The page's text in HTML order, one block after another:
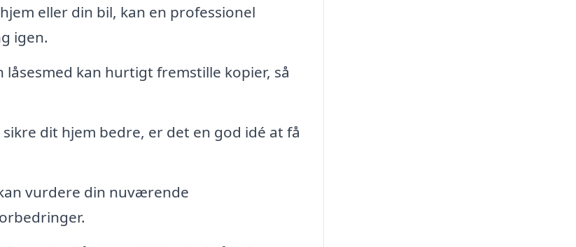
eller din bil, kan en professionel
igen.
låsesmed kan hurtigt fremstille kopier, så
dit hjem bedre, er det en god idé at få
vurdere din nuværende